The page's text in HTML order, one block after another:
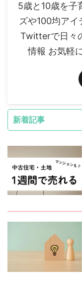
5歳と10歳を子
ズや100均アイ
Twitterで日々
情報 お気軽
新着記事